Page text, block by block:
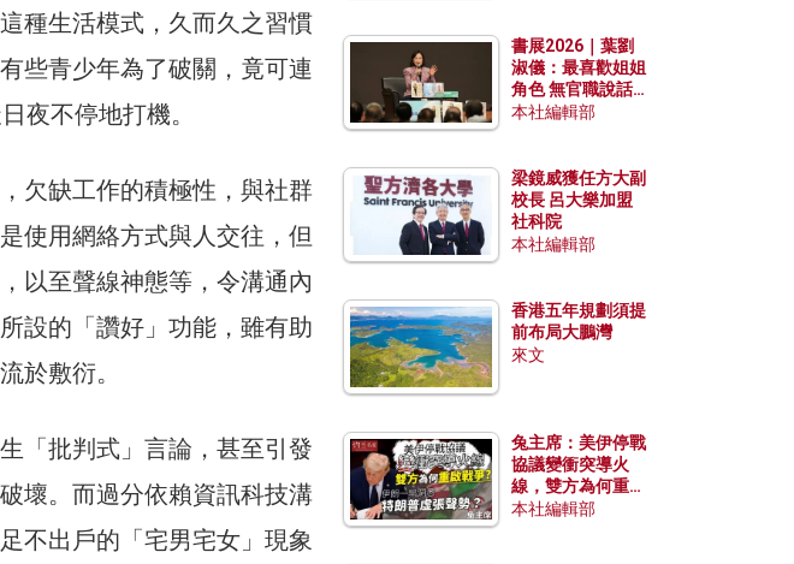
種生活模式，久而久之習慣
些青少年為了破關，竟可連
夜不停地打機。
欠缺工作的積極性，與社群
使用網絡方式與人交往，但
以至聲線神態等，令溝通內
設的「讚好」功能，雖有助
於敷衍。
「批判式」言論，甚至引發
壞。而過分依賴資訊科技溝
不出戶的「宅男宅女」現象
書展2026｜葉劉
淑儀：最喜歡姐姐
角色 無官職說話
包袱少
本社編輯部
梁鏡威獲任方大副
校長 呂大樂加盟
社科院
本社編輯部
香港五年規劃須提
前布局大鵬灣
來文
兔主席：美伊停戰
協議變衝突導火
線，雙方為何重啟
戰爭？伊朗一早洞
本社編輯部